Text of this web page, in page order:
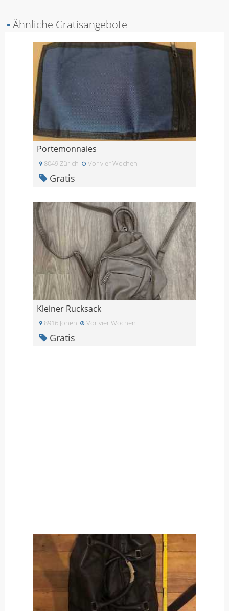
▪ Ähnliche Gratisangebote
Portemonnaies
8049 Zürich Vor vier Wochen
Gratis
Kleiner Rucksack
8916 Jonen Vor vier Wochen
Gratis